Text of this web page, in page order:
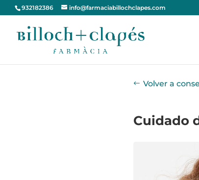
932182386 info@farmaciabillochclapes.com
Volver a
Cuidado